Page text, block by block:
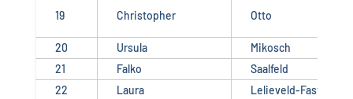
19 Christopher Otto
20 Ursula
Mikosch
21
Falko
Saalfeld
22
Laura
Lelieveld-Fast